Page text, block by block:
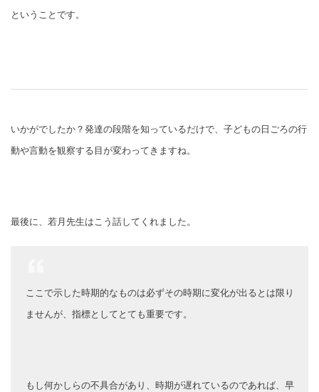
ということです。
いかがでしたか？発達の段階を知っているだけで、子どもの日ごろの行
動や言動を観察する目が変わってきますね。
最後に、若月先生はこう話してくれました。
ここで示した時期的なものは必ずその時期に変化が出るとは限り
ませんが、指標としてとても重要です。
もし何かしらの不具合があり、時期が遅れているのであれば、早